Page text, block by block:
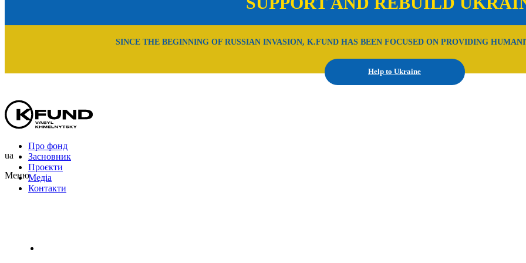
SINCE THE BEGINNING OF RUSSIAN INVASION, K.FUND HAS BEEN FOCUSED ON PROVIDING
Help to Ukraine
Про фонд
Засновник
Проєкти
Медіа
Контакти
ua
Меню